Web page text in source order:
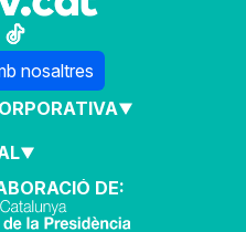
nosaltres
DE: